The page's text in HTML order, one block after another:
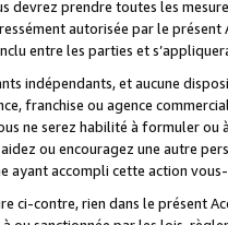
devrez prendre toutes les
autorisée par le
entre les parties et
indépendants, et aucune
franchise ou agence
ne serez habilité à formuler
ou encouragez une autre
ayant accompli cette action
contre, rien dans le présent